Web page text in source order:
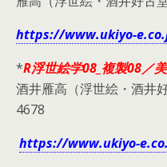
https://www.ukiyo-
*R浮世絵学08_複製08
酒井雁高（浮世絵・酒
4678
https://www.ukiyo-